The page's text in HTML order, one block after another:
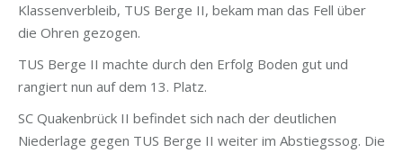
Klassenverbleib, TUS Berge II, bekam man das Fell über
die Ohren gezogen.
TUS Berge II machte durch den Erfolg Boden gut und
rangiert nun auf dem 13. Platz.
SC Quakenbrück II befindet sich nach der deutlichen
Niederlage gegen TUS Berge II weiter im Abstiegssog. Die